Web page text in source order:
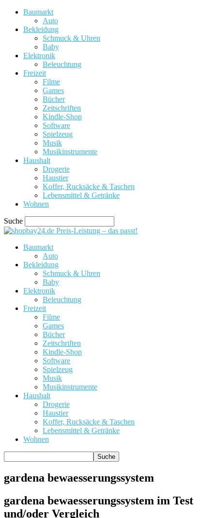
Baumarkt
Auto
Bekleidung
Schmuck & Uhren
Baby
Elektronik
Beleuchtung
Freizeit
Filme
Games
Bücher
Zeitschriften
Kindle-Shop
Software
Spielzeug
Musik
Musikinstrumente
Haushalt
Drogerie
Haustier
Koffer, Rucksäcke & Taschen
Lebensmittel & Getränke
Wohnen
Suche
Preis-Leistung – das passt!
Baumarkt
Auto
Bekleidung
Schmuck & Uhren
Baby
Elektronik
Beleuchtung
Freizeit
Filme
Games
Bücher
Zeitschriften
Kindle-Shop
Software
Spielzeug
Musik
Musikinstrumente
Haushalt
Drogerie
Haustier
Koffer, Rucksäcke & Taschen
Lebensmittel & Getränke
Wohnen
gardena bewaesserungssystem
gardena bewaesserungssystem im Test
und/oder Vergleich